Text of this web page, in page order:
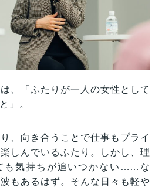
、「ふたりが一人の女性として
」。
、向き合うことで仕事もプライ
しんでいるふたり。しかし、理
も気持ちが追いつかない……な
もあるはず。そんな日々も軽や